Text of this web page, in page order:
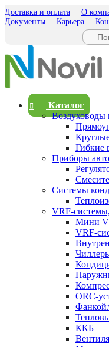
Доставка и оплата О
Документы
Карьера
Каталог
Воздуховоды
Гибкие
Приборы
Системы
VRF-
Мини
VRF-
ORC-
ККБ